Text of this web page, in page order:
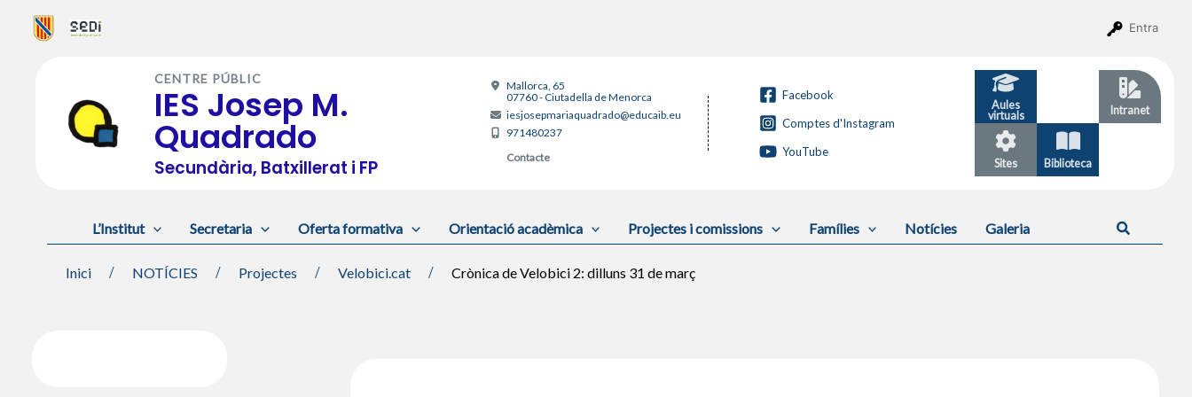
Entra
CENTRE PÚBLIC
IES Josep M.
Quadrado
Secundària, Batxillerat i FP
Mallorca, 65
07760 - Ciutadella de Menorca
iesjosepmariaquadrado@educaib.eu
971480237
Contacte
Facebook
Comptes d'Instagram
YouTube
Aules
virtuals
Intranet
Sites Biblioteca
L’Institut Secretaria Oferta formativa Orientació acadèmica Projectes i comissions Famílies Notícies Galeria Cerca
Inici NOTÍCIES Projectes Velobici.cat Crònica de Velobici 2: dilluns 31 de març